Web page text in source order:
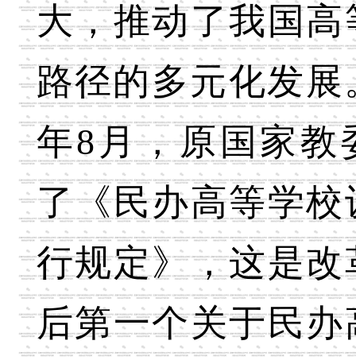
大，推动了我国高
路径的多元化发展
年8月，原国家教
了《民办高等学校
行规定》，这是改
后第一个关于民办